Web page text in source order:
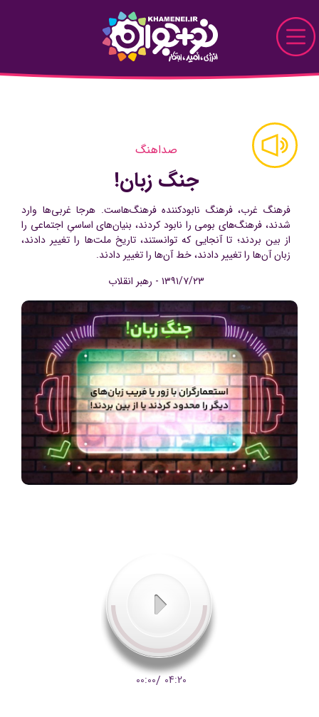
Skip to Main Content
دیدار
پرونده
دیدنی
خواندنی
تماشایی
شنیدنی
+ما
جستجو
جستجو
صداهنگ
جنگ زبان!
فرهنگ غرب، فرهنگ نابودکننده فرهنگ‌هاست. هرجا غربی‌ها وارد
شدند، فرهنگ‌های بومی را نابود کردند، بنیان‌های اساسىِ اجتماعی را
از بین بردند؛ تا آنجایی که توانستند، تاریخ ملت‌ها را تغییر دادند،
زبان آن‌ها را تغییر دادند، خط آن‌ها را تغییر دادند.
۱۳۹۱/۷/۲۳ - رهبر انقلاب
00:00/ 04:20